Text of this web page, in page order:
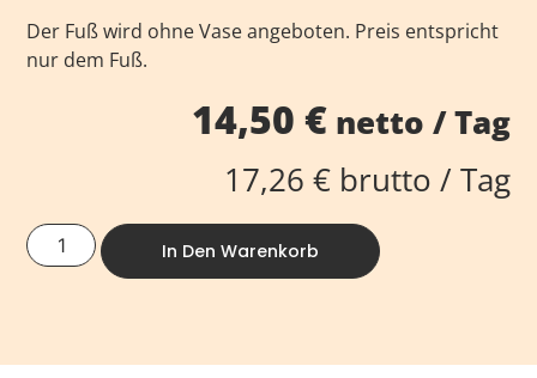
Der Fuß wird ohne Vase angeboten. Preis entspricht
nur dem Fuß.
14,50 €netto / Tag
17,26 €brutto / Tag
In Den Warenkorb